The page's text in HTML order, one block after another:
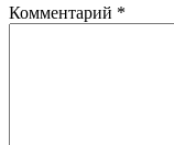
Комментарий *